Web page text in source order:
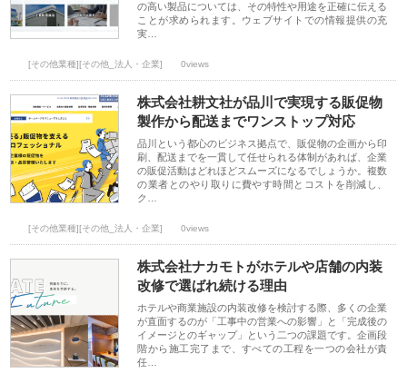
の高い製品については、その特性や用途を正確に伝える
ことが求められます。ウェブサイトでの情報提供の充
実…
[その他業種][その他_法人・企業] 0views
株式会社耕文社が品川で実現する販促物
製作から配送までワンストップ対応
品川という都心のビジネス拠点で、販促物の企画から印
刷、配送までを一貫して任せられる体制があれば、企業
の販促活動はどれほどスムーズになるでしょうか。複数
の業者とのやり取りに費やす時間とコストを削減し、
ク…
[その他業種][その他_法人・企業] 0views
株式会社ナカモトがホテルや店舗の内装
改修で選ばれ続ける理由
ホテルや商業施設の内装改修を検討する際、多くの企業
が直面するのが「工事中の営業への影響」と「完成後の
イメージとのギャップ」という二つの課題です。企画段
階から施工完了まで、すべての工程を一つの会社が責
任…